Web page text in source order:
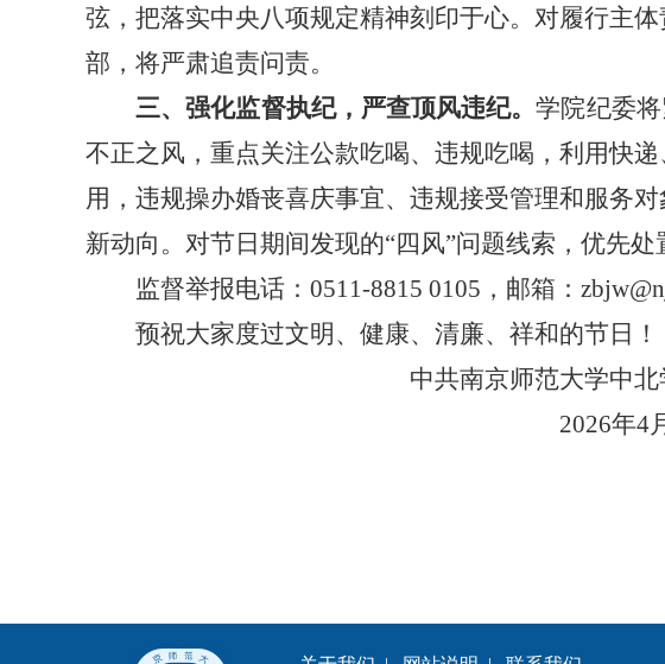
弦，把落实中央八项规定精神刻印于心。对履行主
部，将严肃追责问责。
三、强化监督执纪，严查顶风违纪。学院纪委
不正之风，重点关注公款吃喝、违规吃喝，利用快
用，违规操办婚丧喜庆事宜、违规接受管理和服务
新动向。对节日期间发现的“四风”问题线索，优先处
监督举报电话：0511-8815 0105，邮箱：
预祝大家度过文明、健康、清廉、祥和的节日！
中共南京师范大学中北学院纪
2026年4月30